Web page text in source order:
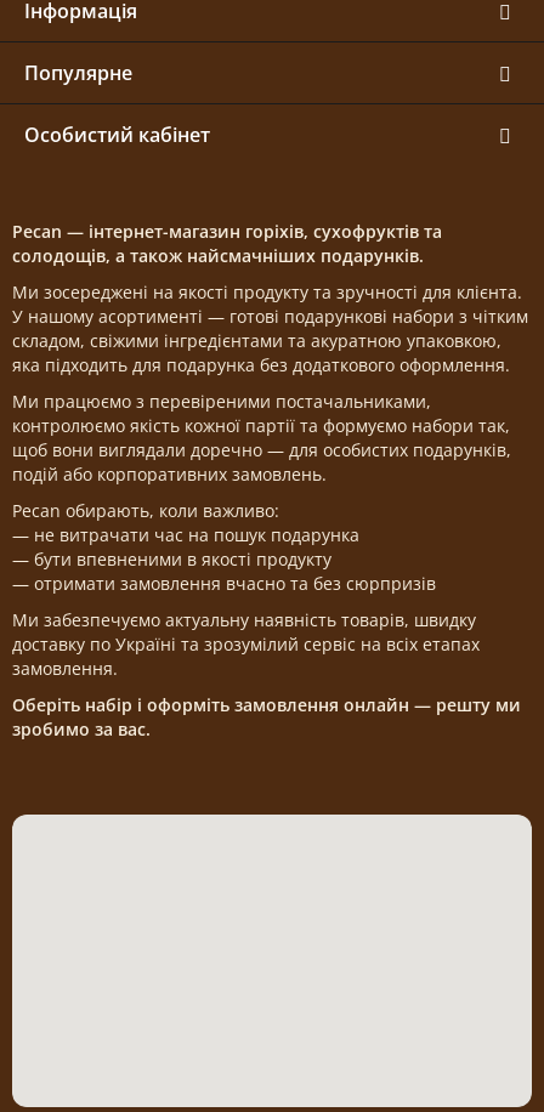
Інформація
Популярне
Особистий кабінет
Pecan — інтернет-магазин горіхів, сухофруктів та
солодощів, а також найсмачніших подарунків.
Ми зосереджені на якості продукту та зручності для клієнта.
У нашому асортименті — готові подарункові набори з чітким
складом, свіжими інгредієнтами та акуратною упаковкою,
яка підходить для подарунка без додаткового оформлення.
Ми працюємо з перевіреними постачальниками,
контролюємо якість кожної партії та формуємо набори так,
щоб вони виглядали доречно — для особистих подарунків,
подій або корпоративних замовлень.
Pecan обирають, коли важливо:
— не витрачати час на пошук подарунка
— бути впевненими в якості продукту
— отримати замовлення вчасно та без сюрпризів
Ми забезпечуємо актуальну наявність товарів, швидку
доставку по Україні та зрозумілий сервіс на всіх етапах
замовлення.
Оберіть набір і оформіть замовлення онлайн — решту ми
зробимо за вас.